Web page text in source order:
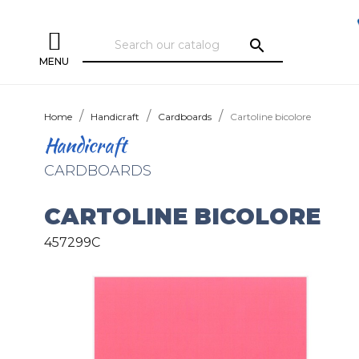
MENU
search
Home Handicraft Cardboards Cartoline bicolore
Handicraft
CARDBOARDS
CARTOLINE BICOLORE
457299C